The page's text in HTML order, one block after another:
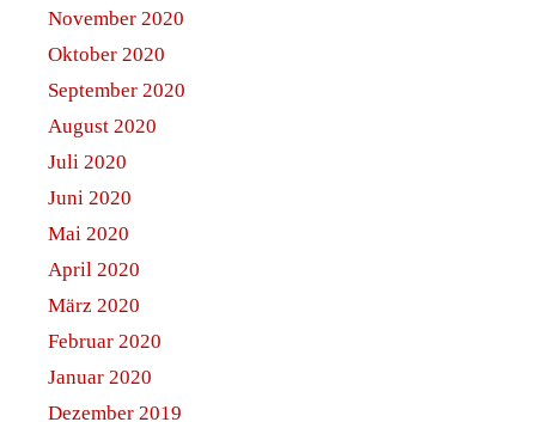
November 2020
Oktober 2020
September 2020
August 2020
Juli 2020
Juni 2020
Mai 2020
April 2020
März 2020
Februar 2020
Januar 2020
Dezember 2019